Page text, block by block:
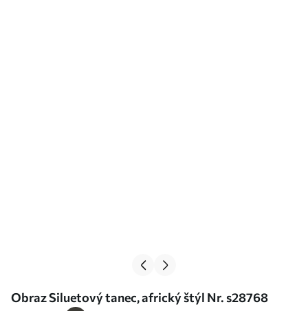
Obraz Siluetový tanec, africký štýl Nr. s28768